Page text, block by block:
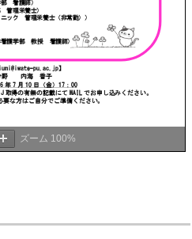
ズーム 100%